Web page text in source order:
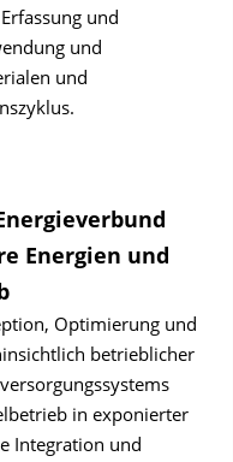
und
und
und
Energien und
Optimierung und
betrieblicher
in exponierter
Integration und